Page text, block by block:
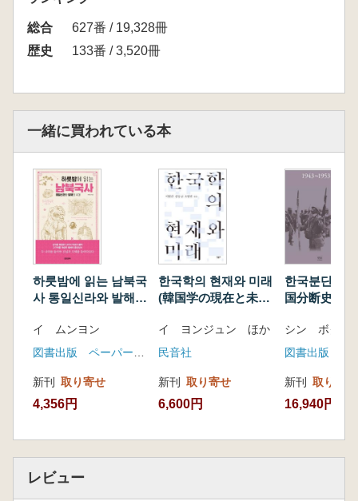
総合
627番 / 19,328冊
歴史
133番 / 3,520冊
一緒に買われている本
하룻밤에 읽는 남북국
사 통일신라와 발해의
北国史:統一新羅と渤
海の時代)
イ ムンヨン
図書出版 ペーパーロード
新刊 取り寄せ
4,356円
한국학의 현재와 미래
(韓国学の現在と未
イ ヨンジュン ほか
民音社
新刊 取り寄せ
6,600円
한국분단사
国分断史研
シン ボクリ
図書出版 ハ
新刊 取り寄せ
16,940円
レビュー